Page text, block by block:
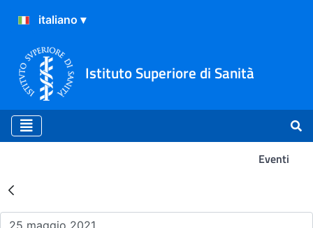
Istituto Superiore di Sanità
Eventi
Risultati della Ricerca -